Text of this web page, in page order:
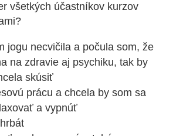
všetkých účastníkov kurzov
jogu necvičila a počula som, že
na zdravie aj psychiku, tak by
skúsiť
prácu a chcela by som sa
a vypnúť